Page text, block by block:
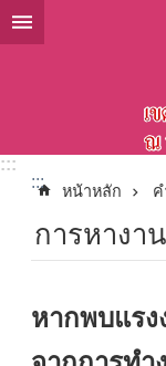
ข้ามไปที่บล็อกเนื้อห
:::
:::
หน้าหลัก
การหางาน
หากพบแรง